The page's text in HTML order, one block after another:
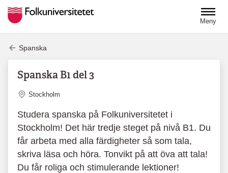
Meny
Spanska
Spanska B1 del 3
Plats
Stockholm
Studera spanska på Folkuniversitetet i
Stockholm! Det här tredje steget på nivå B1. Du
får arbeta med alla färdigheter så som tala,
skriva läsa och höra. Tonvikt på att öva att tala!
Du får roliga och stimulerande lektioner!